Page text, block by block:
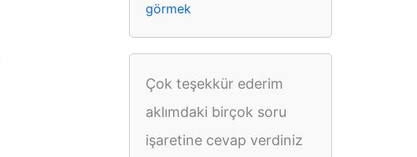
görmek
Çok teşekkür ederim
aklımdaki birçok soru
işaretine cevap verdiniz